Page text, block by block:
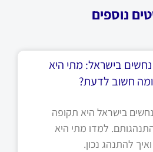
נוספים
בישראל: מתי היא
חשוב לדעת?
בישראל היא תקופה
למדו מתי היא
להתנהג נכון.